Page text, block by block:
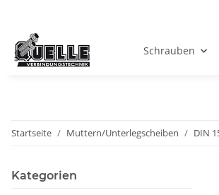
Schrauben
Startseite Muttern/Unterlegscheiben DIN
Kategorien